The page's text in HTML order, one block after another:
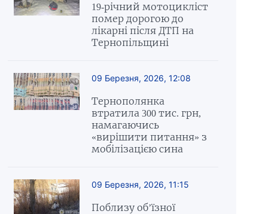
19-річний мотоцикліст
помер дорогою до
лікарні після ДТП на
Тернопільщині
09 Березня, 2026, 12:08
Тернополянка
втратила 300 тис. грн,
намагаючись
«вирішити питання» з
мобілізацією сина
09 Березня, 2026, 11:15
Поблизу об’їзної